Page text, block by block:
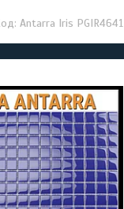
Antarra Iris PGIR4641